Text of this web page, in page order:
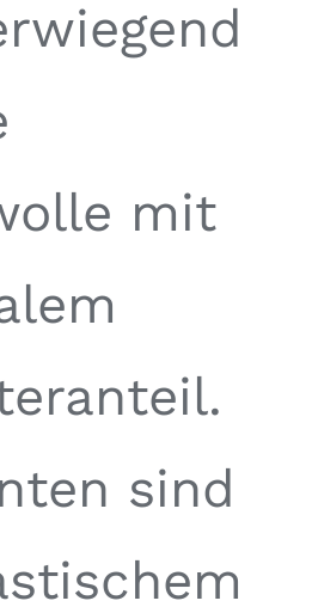
mit
sind